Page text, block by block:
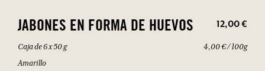
JABONES EN FORMA DE HUEVOS 12,00 €
Caja de 6 x 50 g
Amarillo
4,00 € / 100g